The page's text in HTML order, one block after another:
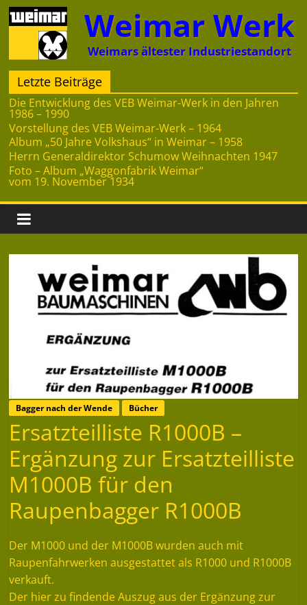
Zum
Inhalt
springen
Weimar Werk
Weimars ältester Industriestandort
Letzte Beiträge
Die Entwicklung des VEB Weimar-Werk in den Jahren
1986 – 1990
Vorstellung des VEB Weimar-Werk – 1964
Album „50 Jahre Volkshaus“ in Weimar – 1958
Herrn Generaldirektor Schumow Weihnachten 1947
Foto – Album „Waggonfabrik Weimar“
vom 19. November 1934
Bagger nach der Wende Bücher
Ersatzteilliste R1000B –
Ergänzung zur Ersatzteilliste
M1000B für den
Raupenbagger R1000B
Der M1000 und der M1000B wurden auch mit
Raupenfahrwerken ausgestattet als R1000 und R1000B
verkauft.
Der hier zu findende Auszug aus der Ergänzung zur